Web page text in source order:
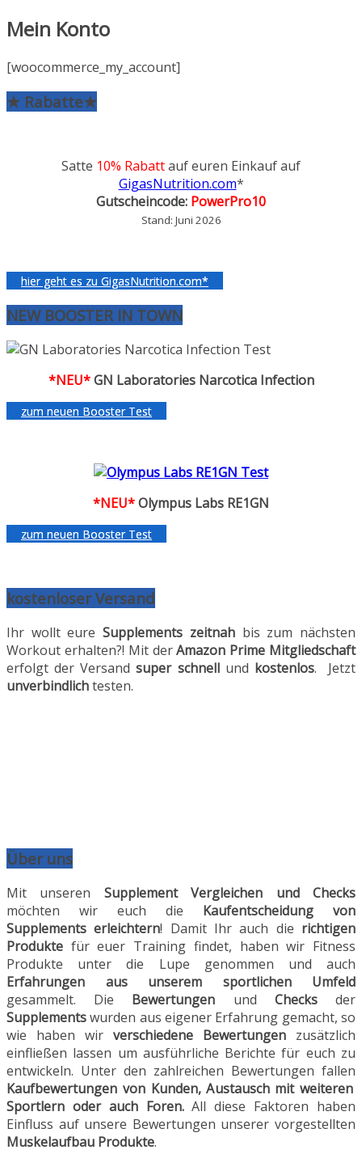
Mein Konto
[woocommerce_my_account]
★ Rabatte★
Satte 10% Rabattauf euren Einkauf auf
GigasNutrition.com*
Gutscheincode: PowerPro10
Stand: Juni 2026
hier geht es zu GigasNutrition.com*
NEW BOOSTER IN TOWN
*NEU*GN Laboratories Narcotica Infection
zum neuen Booster Test
*NEU*Olympus Labs RE1GN
zum neuen Booster Test
kostenloser Versand
Ihr wollt eureSupplements zeitnah bis zum nächsten
Workout erhalten?! Mit derAmazon Prime Mitgliedschaft
erfolgt der Versandsuper schnellund kostenlos. Jetzt
unverbindlichtesten.
Über uns
Mit unseren Supplement Vergleichen und Checks
möchten wir euch die Kaufentscheidung von
Supplements erleichtern! Damit Ihr auch die richtigen
Produkte für euer Training findet, haben wir Fitness
Produkte unter die Lupe genommen und auch
Erfahrungen aus unserem sportlichen Umfeld
gesammelt. Die Bewertungen und Checksder
Supplementswurden aus eigener Erfahrung gemacht, so
wie haben wir verschiedene Bewertungen zusätzlich
einfließen lassen um ausführliche Berichte für euch zu
entwickeln. Unter den zahlreichen Bewertungen fallen
Kaufbewertungen von Kunden, Austausch mit weiteren
Sportlern oder auch Foren.All diese Faktoren haben
Einfluss auf unsere Bewertungen unserer vorgestellten
Muskelaufbau Produkte.